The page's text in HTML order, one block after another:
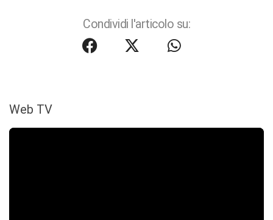
Condividi l'articolo su:
Web TV